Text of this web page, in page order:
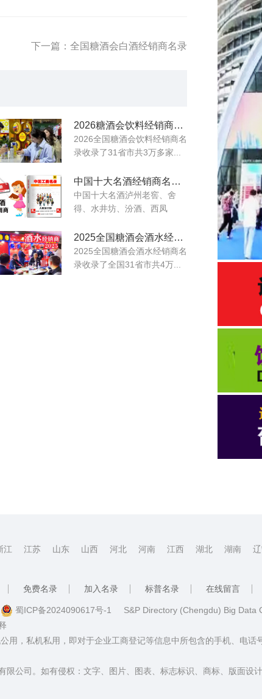
下一篇：全国糖酒会白酒经销商名录
2026糖酒会饮料经销商名录
2026全国糖酒会饮料经销商名
录收录了31省市共3万多家...
中国十大名酒经销商名录出版发行
中国十大名酒泸州老窖、舍
得、水井坊、汾酒、西凤
2025全国糖酒会酒水经销商名录
2025全国糖酒会酒水经销商名
录收录了全国31省市共4万...
江 江苏 山东 山西 河北 河南 江西 湖北 湖南
免费名录 加入名录 标普名录 在线留言
蜀ICP备2024090617号-1 S&P Directory (Chengdu) Big Data
用，私机私用，即对于企业工商登记等信息中所包含的手机、电
公司。如有侵权：文字、图片、图表、标志标识、商标、版面设